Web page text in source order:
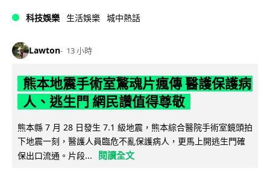
科技娛樂 生活娛樂 城中熱話
Lawton 13 小時
熊本地震手術室驚魂片瘋傳 醫護保護病
人、逃生門 網民讚值得尊敬
熊本縣 7 月 28 日發生 7.1 級地震，熊本綜合醫院手術室鏡頭拍
下地震一刻，醫護人員臨危不亂保護病人，更馬上開逃生門確
保出口流通。片段...
閱讀全文